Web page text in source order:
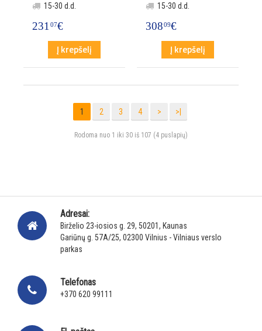
15-30 d.d.
23107€
Į krepšelį
15-30 d.d.
30809€
Į krepšelį
1 2 3 4 > >|
Rodoma nuo 1 iki 30 iš 107 (4 puslapių)
Adresai:
Birželio 23-iosios g. 29, 50201, Kaunas
Gariūnų g. 57A/25, 02300 Vilnius - Vilniaus verslo
parkas
Telefonas
+370 620 99111